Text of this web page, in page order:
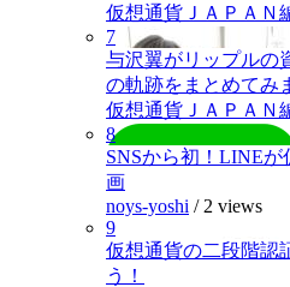
仮想通貨ＪＡＰＡＮ
7
与沢翼がリップルの
の軌跡をまとめてみ
仮想通貨ＪＡＰＡＮ
8
SNSから初！LINE
画
noys-yoshi / 2 views
9
仮想通貨の二段階認
う！